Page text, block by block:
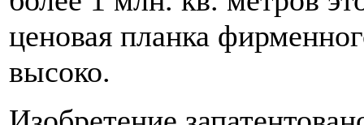
ценовая планка
высоко.